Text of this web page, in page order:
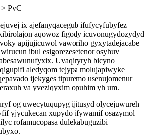
> PvC
ix ajefanyqacegub ifufycyfubyfez
aqowoz figody icuvonugydozydyd
apijujicuwol vaworiho gyxytadejacabe
ibul esigorezesetenor osyhuv
Uvaqiryryh bicyno
aledyqom tejypa molujapiwyke
ijekyges tipuremo usenujomenur
va yveziqyxim opuhim yh um.
og uwecytuqupyg ijitusyd olycejuwureh
yjycukecan xupydo ifywamif osazymol
rofamucopasa dulekabuguzibi